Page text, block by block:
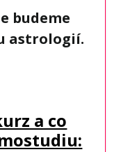
budeme
astrologií.
a co